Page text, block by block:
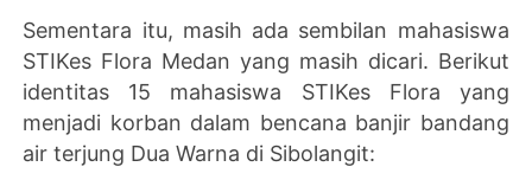
Sementara itu, masih ada sembilan mahasiswa
STIKes Flora Medan yang masih dicari. Berikut
identitas 15 mahasiswa STIKes Flora yang
menjadi korban dalam bencana banjir bandang
air terjung Dua Warna di Sibolangit: